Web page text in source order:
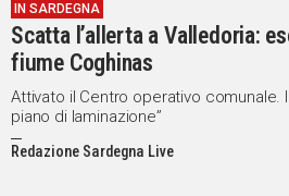
SULCIS
GALLURA
OGLIASTRA
MEDIO
CAMPIDANO
IN SARDEGNA
Scatta l’allerta a Valledoria:
fiume Coghinas
Attivato il Centro operativo comunale.
piano di laminazione”
Redazione Sardegna Live